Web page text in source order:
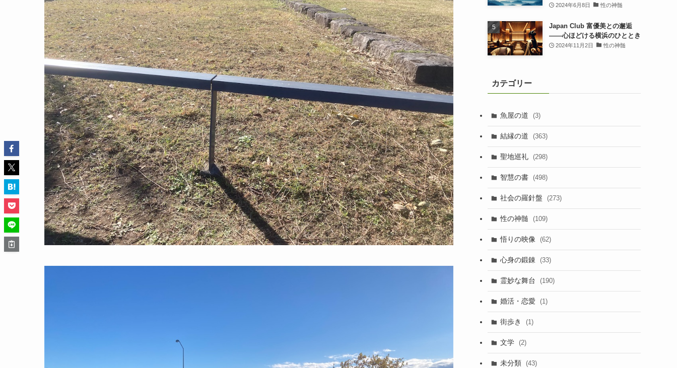
2024年6月8日 性の神髄
Japan Club 富優美との邂逅
――心ほどける横浜のひととき
2024年11月2日 性の神髄
カテゴリー
魚屋の道 (3)
結縁の道 (363)
聖地巡礼 (298)
智慧の書 (498)
社会の羅針盤 (273)
性の神髄 (109)
悟りの映像 (62)
心身の鍛錬 (33)
霊妙な舞台 (190)
婚活・恋愛 (1)
街歩き (1)
文学 (2)
未分類 (43)